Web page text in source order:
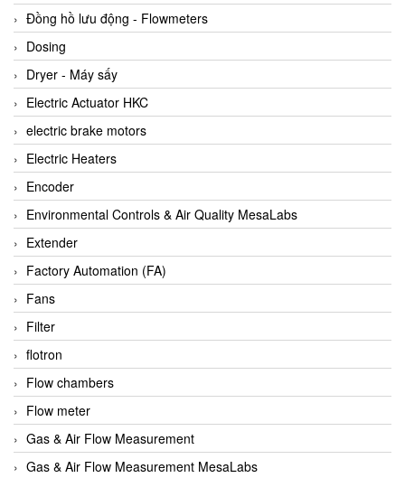
AND Vietnam
ANDERSON-NEGELE
ANDILOG Technologies Vietnam
Anritsu
ANTEC S.A
Antico pumps
Anybus/ HMS
AOBEN
Apex Dynamics Vietnam
Apex Dynamics Vietnam
Apiste
APLISENS VietNam
Apollo Fire
Appleton
AQ Matic
Aqualabo Vietnam
Aquametro
Đồng hồ lưu động - Flowmeters
Dosing
Dryer - Máy sấy
Electric Actuator HKC
electric brake motors
Electric Heaters
Encoder
Environmental Controls & Air Quality MesaLabs
Extender
Factory Automation (FA)
Fans
Filter
flotron
Flow chambers
Flow meter
Gas & Air Flow Measurement
Gas & Air Flow Measurement MesaLabs